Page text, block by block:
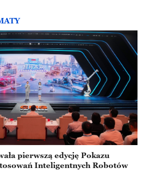
pierwszą edycję Pokazu
Inteligentnych Robotów